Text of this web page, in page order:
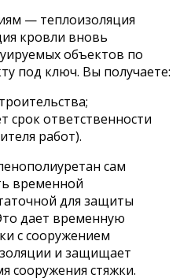
— теплоизоляция
кровли вновь
объектов по
под ключ. Вы получаете:
срок ответственности
работ).
сам
временной
для защиты
дает временную
с сооружением
и защищает
сооружения стяжки.